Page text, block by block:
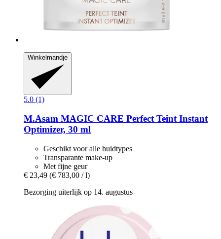
Winkelmandje
5.0 (1)
M.Asam MAGIC CARE Perfect Teint Instant
Optimizer, 30 ml
Geschikt voor alle huidtypes
Transparante make-up
Met fijne geur
€ 23,49 (€ 783,00 / l)
Bezorging uiterlijk op 14. augustus